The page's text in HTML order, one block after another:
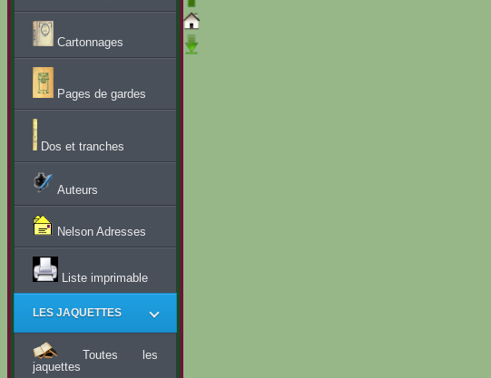
Cartonnages
Pages de gardes
Dos et tranches
Auteurs
Nelson Adresses
Liste imprimable
LES JAQUETTES
Toutes les
jaquettes